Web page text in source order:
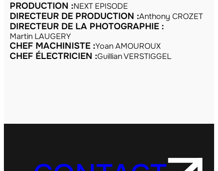
PRODUCTION :NEXT EPISODE
DIRECTEUR DE PRODUCTION :Anthony CROZET
DIRECTEUR DE LA PHOTOGRAPHIE :
Martin LAUGERY
CHEF MACHINISTE :Yoan AMOUROUX
CHEF ÉLECTRICIEN :Guillian VERSTIGGEL